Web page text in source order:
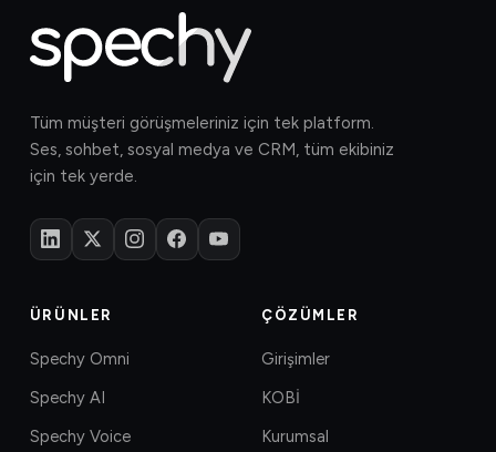
Tüm müşteri görüşmeleriniz için tek platform.
Ses, sohbet, sosyal medya ve CRM, tüm ekibiniz
için tek yerde.
ÜRÜNLER
Spechy Omni
Spechy AI
Spechy Voice
ÇÖZÜMLER
Girişimler
KOBİ
Kurumsal